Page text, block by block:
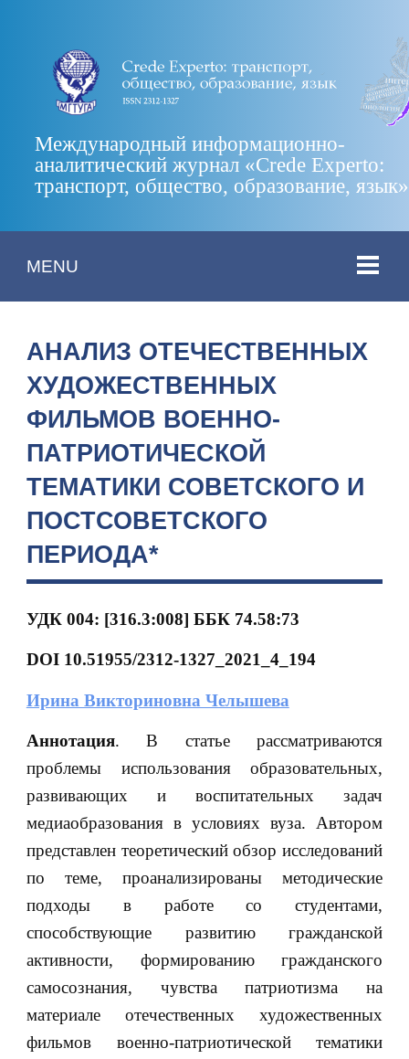
Международный информационно-
аналитический журнал «Crede Experto:
транспорт, общество, образование, язык»
MENU
АНАЛИЗ ОТЕЧЕСТВЕННЫХ
ХУДОЖЕСТВЕННЫХ
ФИЛЬМОВ ВОЕННО-
ПАТРИОТИЧЕСКОЙ
ТЕМАТИКИ СОВЕТСКОГО И
ПОСТСОВЕТСКОГО
ПЕРИОДА*
УДК 004: [316.3:008] ББК 74.58:73
DOI 10.51955/2312-1327_2021_4_194
Ирина Викториновна Челышева
Аннотация. В статье рассматриваются
проблемы использования образовательных,
развивающих и воспитательных задач
медиаобразования в условиях вуза. Автором
представлен теоретический обзор исследований
по теме, проанализированы методические
подходы в работе со студентами,
способствующие развитию гражданской
активности, формированию гражданского
самосознания, чувства патриотизма на
материале отечественных художественных
фильмов военно-патриотической тематики